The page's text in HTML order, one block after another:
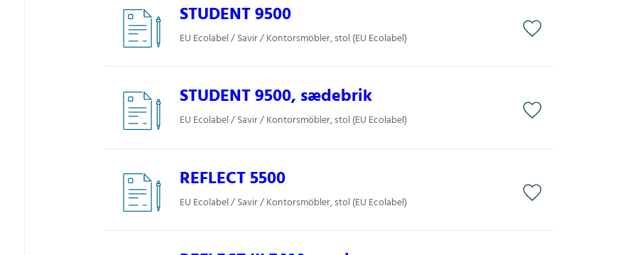
STUDENT 9500
EU Ecolabel / Savir / Kontorsmöbler, stol (EU Ecolabel)
STUDENT 9500, sædebrik
EU Ecolabel / Savir / Kontorsmöbler, stol (EU Ecolabel)
REFLECT 5500
EU Ecolabel / Savir / Kontorsmöbler, stol (EU Ecolabel)